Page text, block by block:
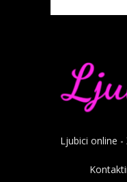
Ljubici online